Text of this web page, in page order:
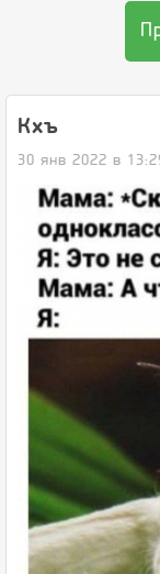
Кхъ
30 янв 2022 в